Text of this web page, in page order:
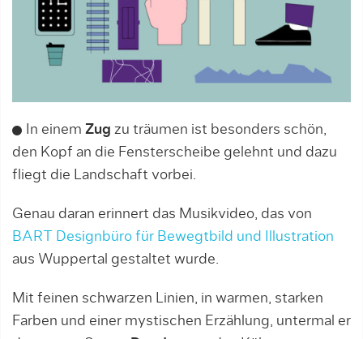
In einem Zug zu träumen ist besonders schön,
den Kopf an die Fensterscheibe gelehnt und dazu
fliegt die Landschaft vorbei.
Genau daran erinnert das Musikvideo, das von
BART Designbüro für Bewegtbild und Illustration
aus Wuppertal gestaltet wurde.
Mit feinen schwarzen Linien, in warmen, starken
Farben und einer mystischen Erzählung, untermal er